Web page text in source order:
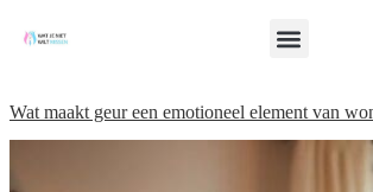
Wat maakt geur een emotioneel element van